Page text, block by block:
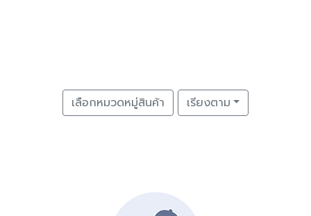
เลือกหมวดหมู่สินค้า เรียงตาม